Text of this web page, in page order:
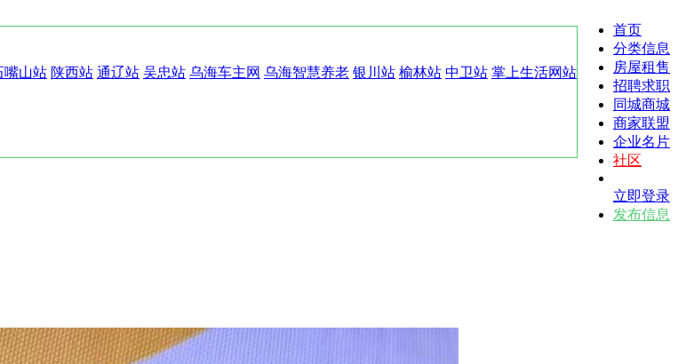
嘴山站 陕西站 通辽站 吴忠站 乌海车主网 乌海智慧养老 银川站 榆林站 中卫站 掌上生活网站
首页
分类信息
房屋租售
招聘求职
同城商城
商家联盟
企业名片
社区
立即登录
发布信息